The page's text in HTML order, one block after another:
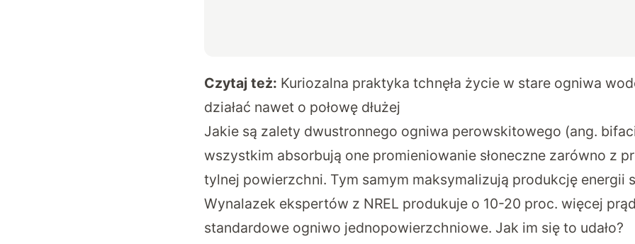
Czytaj też: Kuriozalna praktyka tchnęła życie w stare ogniwa
działać nawet o połowę dłużej
Jakie są zalety dwustronnego ogniwa perowskitowego (ang.
wszystkim absorbują one promieniowanie słoneczne zarówno z
tylnej powierzchni. Tym samym maksymalizują produkcję energii
Wynalazek ekspertów z NREL produkuje o 10-20 proc. więcej
standardowe ogniwo jednopowierzchniowe. Jak im się to udało?